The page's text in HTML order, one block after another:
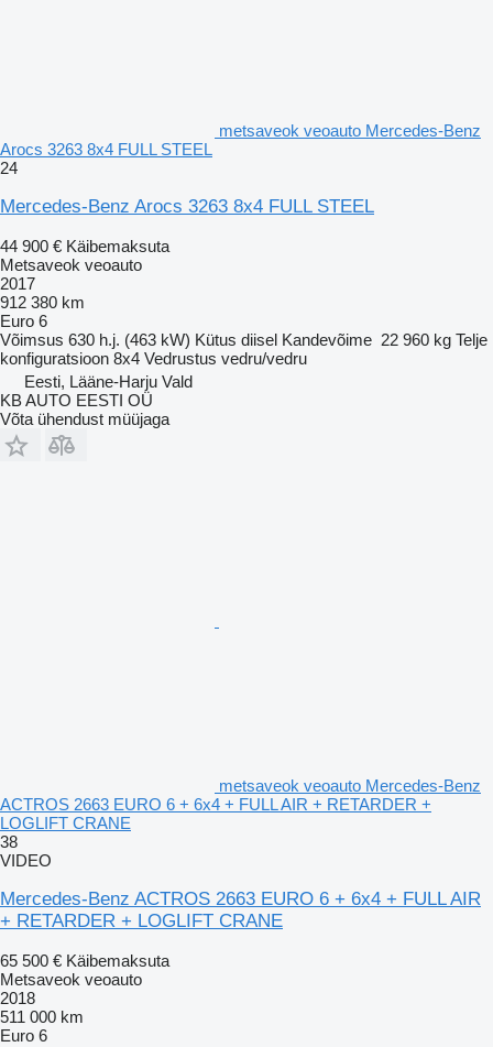
metsaveok veoauto Mercedes-Benz
Arocs 3263 8x4 FULL STEEL
24
Mercedes-Benz Arocs 3263 8x4 FULL STEEL
44 900 € Käibemaksuta
Metsaveok veoauto
2017
912 380 km
Euro 6
Võimsus 630 h.j. (463 kW) Kütus diisel Kandevõime 22 960 kg Telje
konfiguratsioon 8x4 Vedrustus vedru/vedru
Eesti, Lääne-Harju Vald
KB AUTO EESTI OÜ
Võta ühendust müüjaga
metsaveok veoauto Mercedes-Benz
ACTROS 2663 EURO 6 + 6x4 + FULL AIR + RETARDER +
LOGLIFT CRANE
38
VIDEO
Mercedes-Benz ACTROS 2663 EURO 6 + 6x4 + FULL AIR
+ RETARDER + LOGLIFT CRANE
65 500 € Käibemaksuta
Metsaveok veoauto
2018
511 000 km
Euro 6